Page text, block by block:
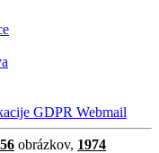
GDPR Webmail
obrázkov, 1974